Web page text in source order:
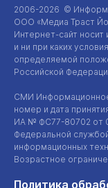
2006-2026 ©
ООО «Медиа Траст
Интернет-сайт носит
и ни при каких
определяемой
Российской
СМИ
номер и дата
ИА № ФС77-80702 от
Федеральной
информационных
Возрастное
Политика